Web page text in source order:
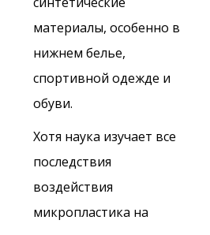
материалы, особенно в
нижнем белье,
спортивной одежде и
обуви.
Хотя наука изучает все
последствия
воздействия
микропластика на